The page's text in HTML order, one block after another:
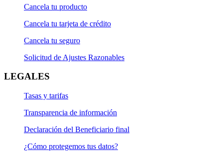
Cancela tu producto
Cancela tu tarjeta de crédito
Cancela tu seguro
Solicitud de Ajustes Razonables
LEGALES
Tasas y tarifas
Transparencia de información
Declaración del Beneficiario final
¿Cómo protegemos tus datos?